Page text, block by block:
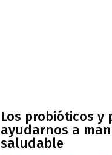
Los probióticos y
ayudarnos a
saludable